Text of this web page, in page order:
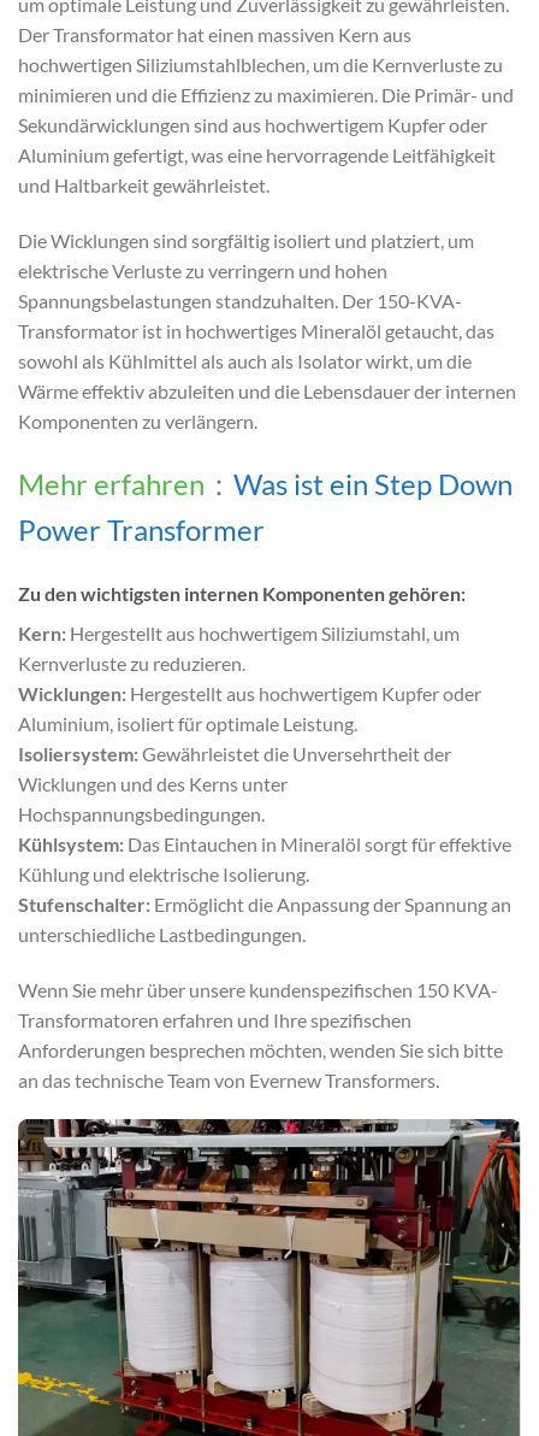
um optimale Leistung und Zuverlässigkeit zu gewährleisten.
Der Transformator hat einen massiven Kern aus
hochwertigen Siliziumstahlblechen, um die Kernverluste zu
minimieren und die Effizienz zu maximieren. Die Primär- und
Sekundärwicklungen sind aus hochwertigem Kupfer oder
Aluminium gefertigt, was eine hervorragende Leitfähigkeit
und Haltbarkeit gewährleistet.
Die Wicklungen sind sorgfältig isoliert und platziert, um
elektrische Verluste zu verringern und hohen
Spannungsbelastungen standzuhalten. Der 150-KVA-
Transformator ist in hochwertiges Mineralöl getaucht, das
sowohl als Kühlmittel als auch als Isolator wirkt, um die
Wärme effektiv abzuleiten und die Lebensdauer der internen
Komponenten zu verlängern.
Mehr erfahren ： Was ist ein Step Down
Power Transformer
Zu den wichtigsten internen Komponenten gehören:
Kern: Hergestellt aus hochwertigem Siliziumstahl, um
Kernverluste zu reduzieren.
Wicklungen: Hergestellt aus hochwertigem Kupfer oder
Aluminium, isoliert für optimale Leistung.
Isoliersystem:Gewährleistet die Unversehrtheit der
Wicklungen und des Kerns unter
Hochspannungsbedingungen.
Kühlsystem: Das Eintauchen in Mineralöl sorgt für effektive
Kühlung und elektrische Isolierung.
Stufenschalter: Ermöglicht die Anpassung der Spannung an
unterschiedliche Lastbedingungen.
Wenn Sie mehr über unsere kundenspezifischen 150 KVA-
Transformatoren erfahren und Ihre spezifischen
Anforderungen besprechen möchten, wenden Sie sich bitte
an das technische Team von Evernew Transformers.